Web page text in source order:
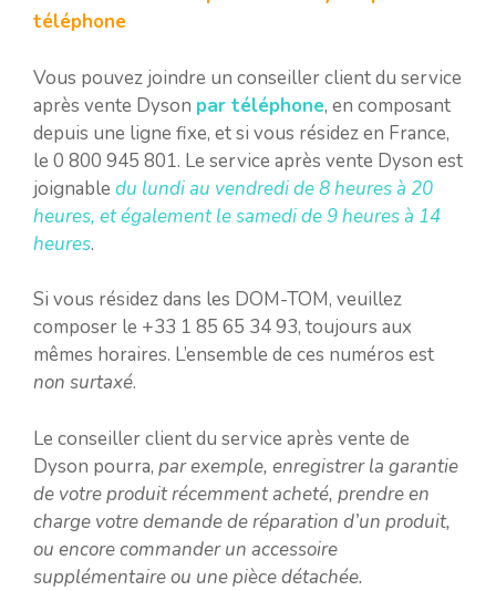
téléphone
Vous pouvez joindre un conseiller client du service
après vente Dyson par téléphone, en composant
depuis une ligne fixe, et si vous résidez en France,
le 0 800 945 801. Le service après vente Dyson est
joignable du lundi au vendredi de 8 heures à 20
heures, et également le samedi de 9 heures à 14
heures.
Si vous résidez dans les DOM-TOM, veuillez
composer le +33 1 85 65 34 93, toujours aux
mêmes horaires. L’ensemble de ces numéros est
non surtaxé.
Le conseiller client du service après vente de
Dyson pourra, par exemple, enregistrer la garantie
de votre produit récemment acheté, prendre en
charge votre demande de réparation d’un produit,
ou encore commander un accessoire
supplémentaire ou une pièce détachée.